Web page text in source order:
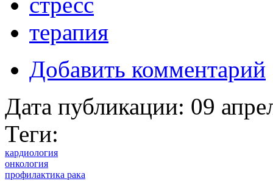
терапия
Добавить комментарий
Дата публикации: 09
Теги:
кардиология
онкология
профилактика рака